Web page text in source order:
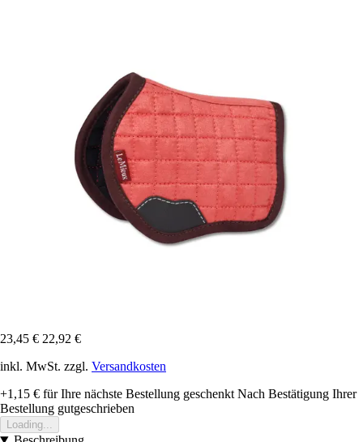
23,45 € 22,92 €
inkl. MwSt. zzgl. Versandkosten
+1,15 € für Ihre nächste Bestellung geschenkt Nach Bestätigung Ihrer
Bestellung gutgeschrieben
Loading...